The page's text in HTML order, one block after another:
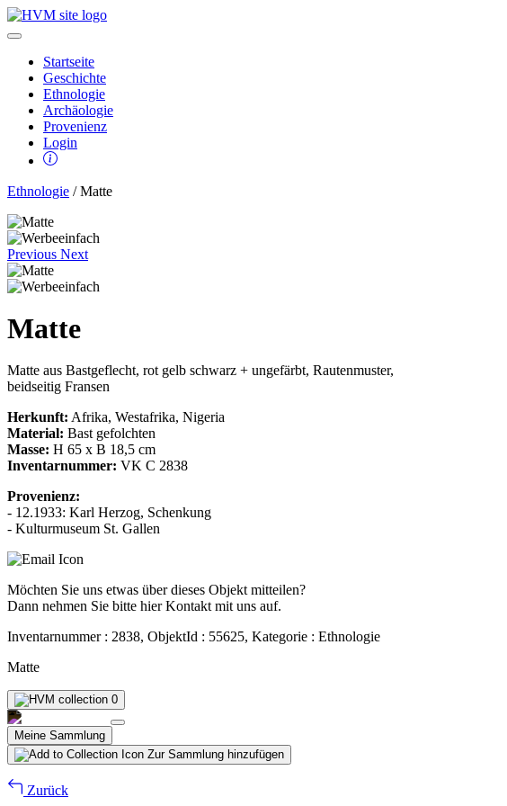
Startseite
Geschichte
Ethnologie
Archäologie
Provenienz
Login
Ethnologie / Matte
Previous Next
Matte
Matte aus Bastgeflecht, rot gelb schwarz + ungefärbt, Rautenmuster,
beidseitig Fransen
Herkunft: Afrika, Westafrika, Nigeria
Material: Bast gefolchten
Masse: H 65 x B 18,5 cm
Inventarnummer: VK C 2838
Provenienz:
- 12.1933: Karl Herzog, Schenkung
- Kulturmuseum St. Gallen
Möchten Sie uns etwas über dieses Objekt mitteilen?
Dann nehmen Sie bitte hier Kontakt mit uns auf.
Inventarnummer : 2838, ObjektId : 55625, Kategorie : Ethnologie
Matte
0
Meine Sammlung
Zur Sammlung hinzufügen
Zurück